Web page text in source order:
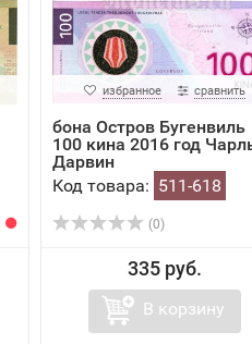
избранное сравнить
бона Остров Бугенвиль
100 кина 2016 год
Дарвин
Код товара: 511-618
(0)
335 руб.
В корзину